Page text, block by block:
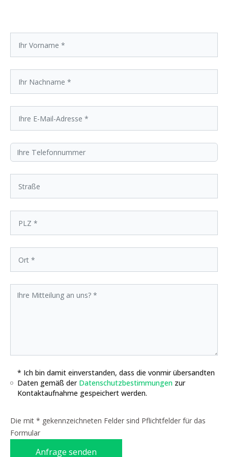
* Ich bin damit einverstanden, dass die vonmir übersandten
Daten gemäß der Datenschutzbestimmungen zur
Kontaktaufnahme gespeichert werden.
Die mit * gekennzeichneten Felder sind Pflichtfelder für das
Formular
Anfrage senden